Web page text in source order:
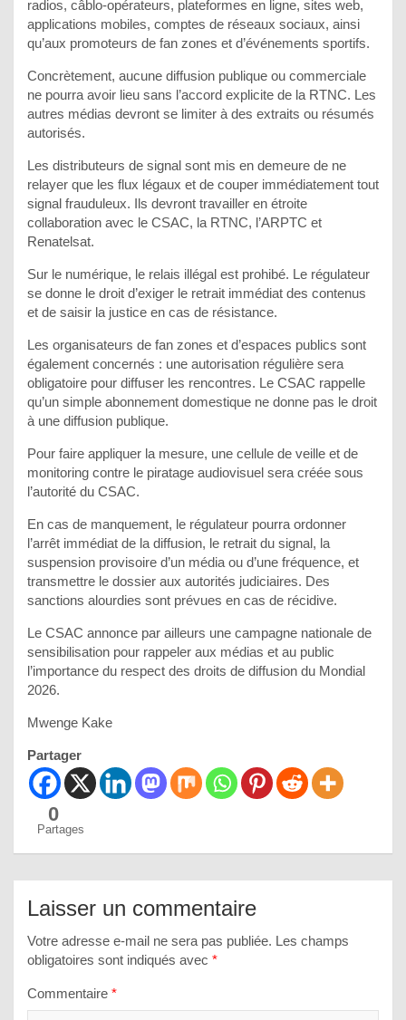
radios, câblo-opérateurs, plateformes en ligne, sites web,
applications mobiles, comptes de réseaux sociaux, ainsi
qu’aux promoteurs de fan zones et d’événements sportifs.
Concrètement, aucune diffusion publique ou commerciale
ne pourra avoir lieu sans l’accord explicite de la RTNC. Les
autres médias devront se limiter à des extraits ou résumés
autorisés.
Les distributeurs de signal sont mis en demeure de ne
relayer que les flux légaux et de couper immédiatement tout
signal frauduleux. Ils devront travailler en étroite
collaboration avec le CSAC, la RTNC, l’ARPTC et
Renatelsat.
Sur le numérique, le relais illégal est prohibé. Le régulateur
se donne le droit d’exiger le retrait immédiat des contenus
et de saisir la justice en cas de résistance.
Les organisateurs de fan zones et d’espaces publics sont
également concernés : une autorisation régulière sera
obligatoire pour diffuser les rencontres. Le CSAC rappelle
qu’un simple abonnement domestique ne donne pas le droit
à une diffusion publique.
Pour faire appliquer la mesure, une cellule de veille et de
monitoring contre le piratage audiovisuel sera créée sous
l’autorité du CSAC.
En cas de manquement, le régulateur pourra ordonner
l’arrêt immédiat de la diffusion, le retrait du signal, la
suspension provisoire d’un média ou d’une fréquence, et
transmettre le dossier aux autorités judiciaires. Des
sanctions alourdies sont prévues en cas de récidive.
Le CSAC annonce par ailleurs une campagne nationale de
sensibilisation pour rappeler aux médias et au public
l’importance du respect des droits de diffusion du Mondial
2026.
Mwenge Kake
Partager
0
Partages
Laisser un commentaire
Votre adresse e-mail ne sera pas publiée. Les champs
obligatoires sont indiqués avec *
Commentaire *